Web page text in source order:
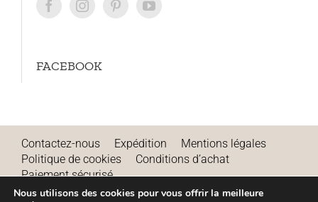
FACEBOOK
Contactez-nous Expédition
Mentions légales
Politique de cookies
Conditions d’achat
Paiement sécurisé
Remboursements et annulations
Nous utilisons des cookies pour vous offrir la meilleure